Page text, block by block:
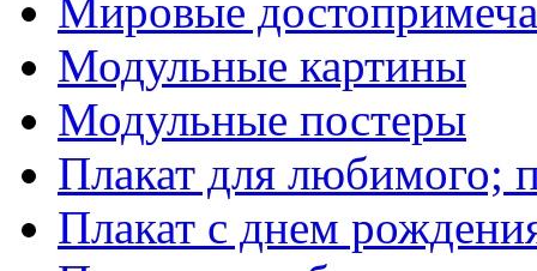
Мировые
Модульные картины
Модульные постеры
Плакат для любимого;
Плакат с днем